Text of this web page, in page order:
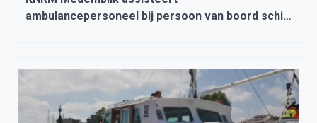
ambulancepersoneel bij persoon van boord schip